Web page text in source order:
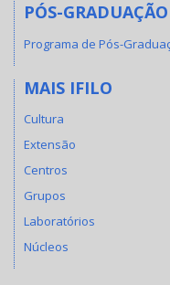
PÓS-GRADUAÇÃO
Programa de Pós-
MAIS IFILO
Cultura
Extensão
Centros
Grupos
Laboratórios
Núcleos